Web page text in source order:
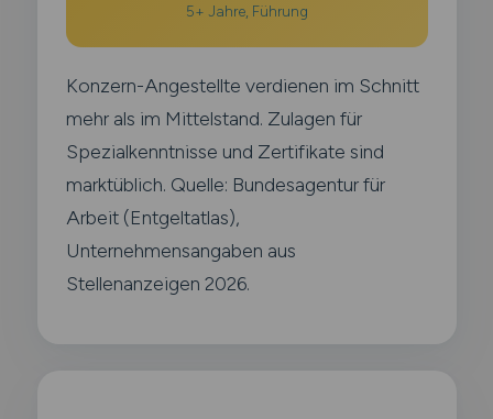
5+ Jahre, Führung
Konzern-Angestellte verdienen im Schnitt
mehr als im Mittelstand. Zulagen für
Spezialkenntnisse und Zertifikate sind
marktüblich. Quelle: Bundesagentur für
Arbeit (Entgeltatlas),
Unternehmensangaben aus
Stellenanzeigen 2026.